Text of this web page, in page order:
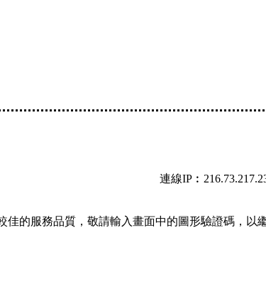
連線
的服務品質，敬請輸入畫面中的圖形驗證碼，以